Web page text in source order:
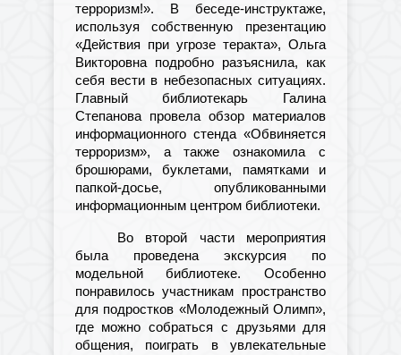
терроризм!». В беседе-инструктаже,
используя собственную презентацию
«Действия при угрозе теракта», Ольга
Викторовна подробно разъяснила, как
себя вести в небезопасных ситуациях.
Главный библиотекарь Галина
Степанова провела обзор материалов
информационного стенда «Обвиняется
терроризм», а также ознакомила с
брошюрами, буклетами, памятками и
папкой-досье, опубликованными
информационным центром библиотеки.
Во второй части мероприятия
была проведена экскурсия по
модельной библиотеке. Особенно
понравилось участникам пространство
для подростков «Молодежный Олимп»,
где можно собраться с друзьями для
общения, поиграть в увлекательные